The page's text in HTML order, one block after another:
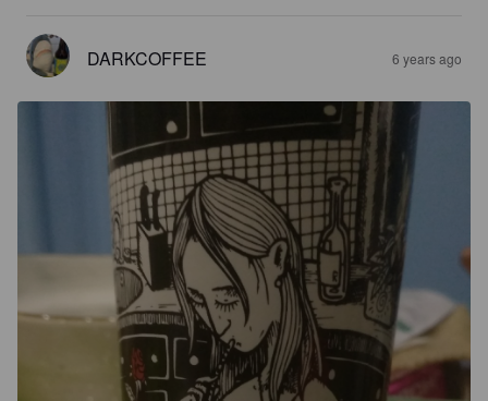
DARKCOFFEE 6 years ago